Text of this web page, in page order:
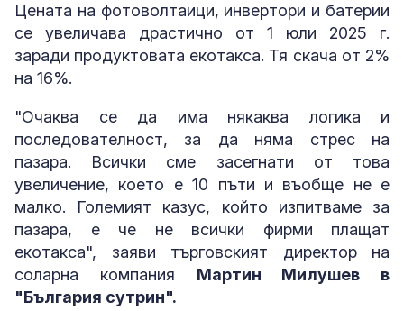
Цената на фотоволтаици, инвертори и батерии
се увеличава драстично от 1 юли 2025 г.
заради продуктовата екотакса. Тя скача от 2%
на 16%.
"Очаква се да има някаква логика и
последователност, за да няма стрес на
пазара. Всички сме засегнати от това
увеличение, което е 10 пъти и въобще не е
малко. Големият казус, който изпитваме за
пазара, е че не всички фирми плащат
екотакса", заяви търговският директор на
соларна компания Мартин Милушев в
"България сутрин".